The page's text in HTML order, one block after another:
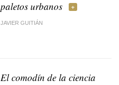
paletos urbanos
JAVIER GUITIÁN
El comodín de la ciencia